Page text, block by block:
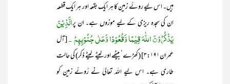
ہیں۔ اس لیے روئے زمین کا ہر ایک بقعہ اور ہر ایک قطعہ
ان کی سجدہ ریزی کے لیے موزوں ہے۔ ان پرالَّذِيْنَ
يَذْكُرُوْنَ اللّٰهَ قِيٰمًا وَّقُعُوْدًا وَّعَلٰي جُنُوْبِھِمْ ۔[آل
عمران۳:۱۹۱] (کھڑے‘ بیٹھے اور لیٹے لیٹے ذکر) کی حالت
طاری ہے۔ اس لیے اللہ تعالیٰ نے رُوئے زمین کو